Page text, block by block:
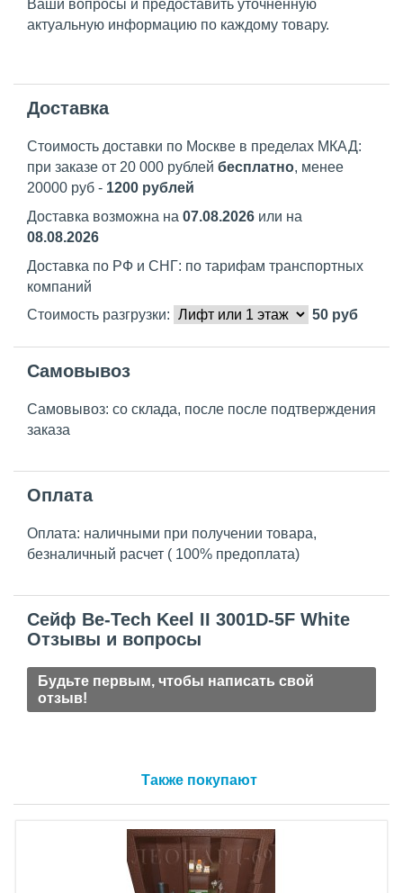
Ваши вопросы и предоставить уточненную
актуальную информацию по каждому товару.
Доставка
Стоимость доставки по Москве в пределах МКАД:
при заказе от 20 000 рублей бесплатно, менее
20000 руб - 1200 рублей
Доставка возможна на 07.08.2026 или на
08.08.2026
Доставка по РФ и СНГ: по тарифам транспортных
компаний
Стоимость разгрузки:
50 руб
Самовывоз
Самовывоз: со склада, после после подтверждения
заказа
Оплата
Оплата: наличными при получении товара,
безналичный расчет ( 100% предоплата)
Сейф Be-Tech Keel II 3001D-5F White
Отзывы и вопросы
Будьте первым, чтобы написать свой
отзыв!
Также покупают